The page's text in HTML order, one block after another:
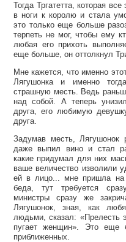
Тогда Тргатетта, которая
в ноги к королю и стала
это только еще больше
терпеть не мог, чтобы ему
любая его прихоть
еще больше, он оттолкнул
Мне кажется, что именно
Лягушонка и именно
страшную месть. Ведь
над собой. А теперь
друга, его любимую
друга.
Задумав месть, Лягушонок
даже выпил вино и стал
какие придумал для них
ваше величество изволили
ей в лицо... мне пришла на
беда, тут требуется
министры сразу же
Лягушонок, зная, как
людьми, сказал: «Прелесть
пугает женщин». Это еще
приближенных.